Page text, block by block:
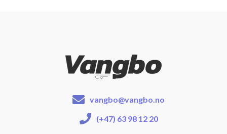
vangbo@vangbo.no
(+47) 63 98 12 20